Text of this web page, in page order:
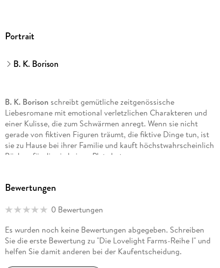
Portrait
B. K. Borison
B. K. Borison schreibt gemütliche zeitgenössische
Liebesromane mit emotional verletzlichen Charakteren und
einer Kulisse, die zum Schwärmen anregt. Wenn sie nicht
gerade von fiktiven Figuren träumt, die fiktive Dinge tun, ist
sie zu Hause bei ihrer Familie und kauft höchstwahrscheinlich
Bücher, für die sie keinen Platz hat.
Bewertungen
0 Bewertungen
Es wurden noch keine Bewertungen abgegeben. Schreiben
Sie die erste Bewertung zu "Die Lovelight Farms-Reihe I" und
helfen Sie damit anderen bei der Kaufentscheidung.